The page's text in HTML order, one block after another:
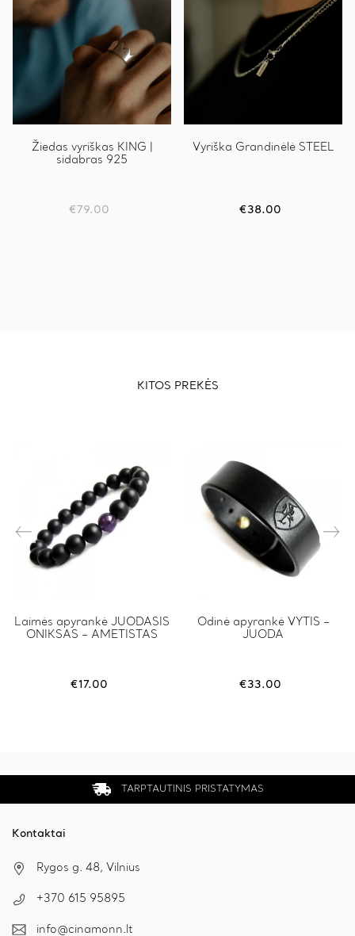
Žiedas vyriškas KING |
sidabras 925
€ 79.00
Vyriška Grandinėlė STEEL
€38.00
KITOS PREKĖS
Laimės apyrankė JUODASIS
ONIKSAS – AMETISTAS
€17.00
This
product
Odinė apyrankė VYTIS –
JUODA
€33.00
TARPTAUTINIS PRISTATYMAS
Kontaktai
Rygos g. 48, Vilnius
+370 615 95895
info@cinamonn.lt